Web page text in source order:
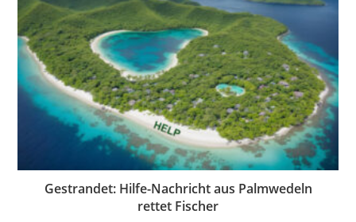
Gestrandet: Hilfe-Nachricht aus Palmwedeln
rettet Fischer